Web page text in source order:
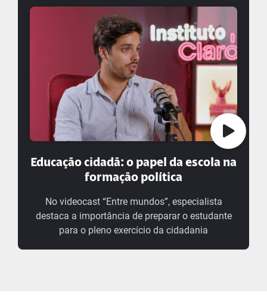
Educação cidadã: o papel da escola na
formação política
No videocast “Entre mundos”, especialista
destaca a importância de preparar o estudante
para o pleno exercício da cidadania